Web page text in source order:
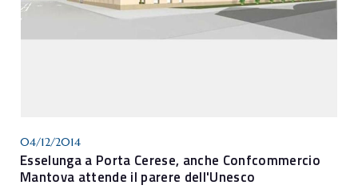
04/12/2014
Esselunga a Porta Cerese, anche Confcommercio
Mantova attende il parere dell'Unesco